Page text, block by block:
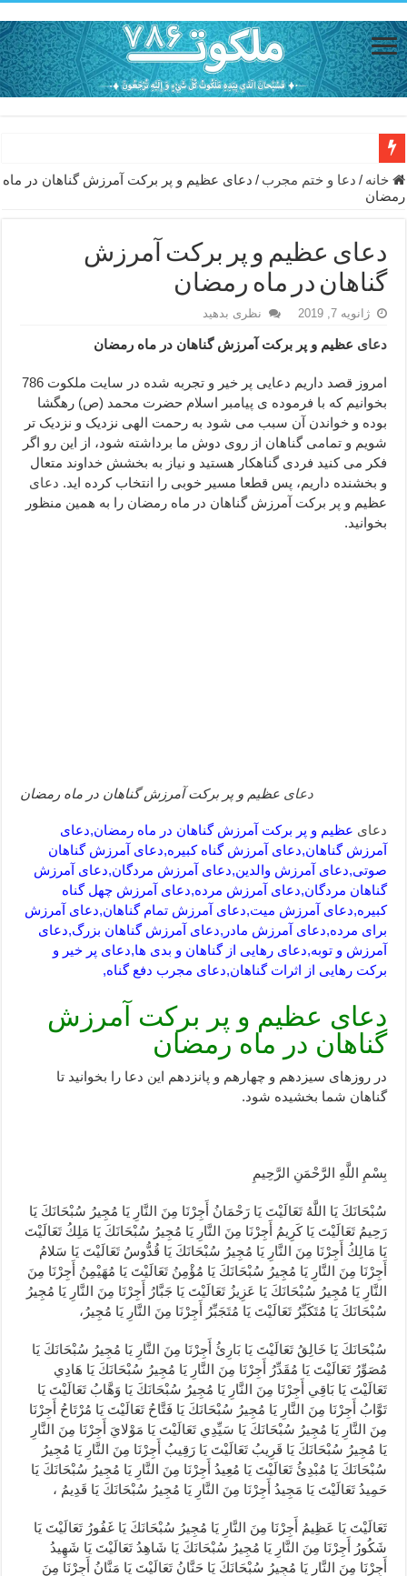
حاجت روایی با ذکر صلوات خاصه امام رضا (ع) – دعای شفای بیمار از
دعای مجرب برای رفع گرفتاری – ذکر قوی برای جلوگیری از اندوه و
دعا برای عاشق شدن طرف مقابل – عاشق کردن طرف مقابل از راه
دعای حفظ جان عزیزان از بلا در سفر – دعا برای رفع حوادث بد روزانه
انواع ذکرهای الهی و خواص آن – مجرب ترین ذکرها برای برآوردن
دعای قوی برای حاجات دنیا و آخرت – حاجت روایی و رفع مشکلات
ختم سوره تکاثر برای جذب ثروت – خواص و برکات سوره تکاثر
دعا قدرت و توانمندی – دعا برای افزایش انرژی بدن و قدرت بازو
خانه / دعا و ختم مجرب / دعای عظیم و پر برکت آمرزش گناهان در ماه
رمضان
دعای عظیم و پر برکت آمرزش
گناهان در ماه رمضان
ژانویه 7, 2019 نظری بدهید
دعای عظیم و پر برکت آمرزش گناهان در ماه رمضان
امروز قصد داریم دعایی پر خیر و تجربه شده در سایت ملکوت 786
بخوانیم که با فرموده ی پیامبر اسلام حضرت محمد (ص) رهگشا
بوده و خواندن آن سبب می شود به رحمت الهی نزدیک و نزدیک تر
شویم و تمامی گناهان از روی دوش ما برداشته شود، از این رو اگر
فکر می کنید فردی گناهکار هستید و نیاز به بخشش خداوند متعال
و بخشنده داریم، پس قطعا مسیر خوبی را انتخاب کرده اید. دعای
عظیم و پر برکت آمرزش گناهان در ماه رمضان را به همین منظور
بخوانید.
دعای عظیم و پر برکت آمرزش گناهان در ماه رمضان
دعای عظیم و پر برکت آمرزش گناهان در ماه رمضان,دعای
آمرزش گناهان,دعای آمرزش گناه کبیره,دعای آمرزش گناهان
صوتی,دعای آمرزش والدین,دعای آمرزش مردگان,دعای آمرزش
گناهان مردگان,دعای آمرزش مرده,دعای آمرزش چهل گناه
کبیره,دعای آمرزش میت,دعای آمرزش تمام گناهان,دعای آمرزش
برای مرده,دعای آمرزش مادر,دعای آمرزش گناهان بزرگ,دعای
آمرزش و توبه,دعای رهایی از گناهان و بدی ها,دعای پر خیر و
برکت رهایی از اثرات گناهان,دعای مجرب دفع گناه,
دعای عظیم و پر برکت آمرزش
گناهان در ماه رمضان
در روزهاى سيزدهم و چهارهم و پانزدهم این دعا را بخوانید تا
گناهان شما بخشیده شود.
بِسْمِ اللَّهِ الرَّحْمَنِ الرَّحِيمِ
سُبْحَانَكَ يَا اللَّهُ تَعَالَيْتَ يَا رَحْمَانُ أَجِرْنَا مِنَ النَّارِ يَا مُجِيرُ سُبْحَانَكَ يَا
رَحِيمُ تَعَالَيْتَ يَا كَرِيمُ أَجِرْنَا مِنَ النَّارِ يَا مُجِيرُ سُبْحَانَكَ يَا مَلِكُ تَعَالَيْتَ
يَا مَالِكُ أَجِرْنَا مِنَ النَّارِ يَا مُجِيرُ سُبْحَانَكَ يَا قُدُّوسُ تَعَالَيْتَ يَا سَلامُ
أَجِرْنَا مِنَ النَّارِ يَا مُجِيرُ سُبْحَانَكَ يَا مُؤْمِنُ تَعَالَيْتَ يَا مُهَيْمِنُ أَجِرْنَا مِنَ
النَّارِ يَا مُجِيرُ سُبْحَانَكَ يَا عَزِيزُ تَعَالَيْتَ يَا جَبَّارُ أَجِرْنَا مِنَ النَّارِ يَا مُجِيرُ
سُبْحَانَكَ يَا مُتَكَبِّرُ تَعَالَيْتَ يَا مُتَجَبِّرُ أَجِرْنَا مِنَ النَّارِ يَا مُجِيرُ،
سُبْحَانَكَ يَا خَالِقُ تَعَالَيْتَ يَا بَارِئُ أَجِرْنَا مِنَ النَّارِ يَا مُجِيرُ سُبْحَانَكَ يَا
مُصَوِّرُ تَعَالَيْتَ يَا مُقَدِّرُ أَجِرْنَا مِنَ النَّارِ يَا مُجِيرُ سُبْحَانَكَ يَا هَادِي
تَعَالَيْتَ يَا بَاقِي أَجِرْنَا مِنَ النَّارِ يَا مُجِيرُ سُبْحَانَكَ يَا وَهَّابُ تَعَالَيْتَ يَا
تَوَّابُ أَجِرْنَا مِنَ النَّارِ يَا مُجِيرُ سُبْحَانَكَ يَا فَتَّاحُ تَعَالَيْتَ يَا مُرْتَاحُ أَجِرْنَا
مِنَ النَّارِ يَا مُجِيرُ سُبْحَانَكَ يَا سَيِّدِي تَعَالَيْتَ يَا مَوْلايَ أَجِرْنَا مِنَ النَّارِ
يَا مُجِيرُ سُبْحَانَكَ يَا قَرِيبُ تَعَالَيْتَ يَا رَقِيبُ أَجِرْنَا مِنَ النَّارِ يَا مُجِيرُ
سُبْحَانَكَ يَا مُبْدِئُ تَعَالَيْتَ يَا مُعِيدُ أَجِرْنَا مِنَ النَّارِ يَا مُجِيرُ سُبْحَانَكَ يَا
حَمِيدُ تَعَالَيْتَ يَا مَجِيدُ أَجِرْنَا مِنَ النَّارِ يَا مُجِيرُ سُبْحَانَكَ يَا قَدِيمُ ،
تَعَالَيْتَ يَا عَظِيمُ أَجِرْنَا مِنَ النَّارِ يَا مُجِيرُ سُبْحَانَكَ يَا غَفُورُ تَعَالَيْتَ يَا
شَكُورُ أَجِرْنَا مِنَ النَّارِ يَا مُجِيرُ سُبْحَانَكَ يَا شَاهِدُ تَعَالَيْتَ يَا شَهِيدُ
أَجِرْنَا مِنَ النَّارِ يَا مُجِيرُ سُبْحَانَكَ يَا حَنَّانُ تَعَالَيْتَ يَا مَنَّانُ أَجِرْنَا مِنَ